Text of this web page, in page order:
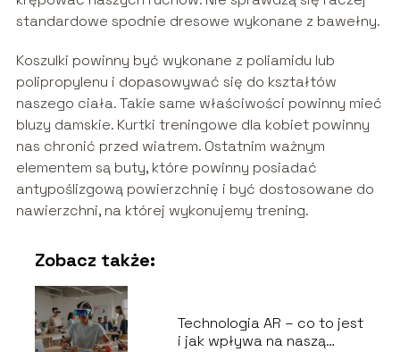
standardowe spodnie dresowe wykonane z bawełny.
Koszulki powinny być wykonane z poliamidu lub
polipropylenu i dopasowywać się do kształtów
naszego ciała. Takie same właściwości powinny mieć
bluzy damskie. Kurtki treningowe dla kobiet powinny
nas chronić przed wiatrem. Ostatnim ważnym
elementem są buty, które powinny posiadać
antypoślizgową powierzchnię i być dostosowane do
nawierzchni, na której wykonujemy trening.
Zobacz także:
Technologia AR – co to jest
i jak wpływa na naszą